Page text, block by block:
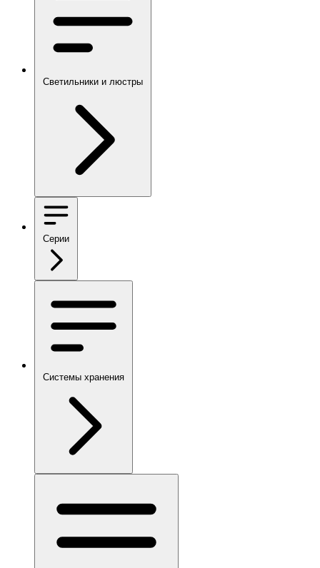
Светильники и люстры
Серии
Системы хранения